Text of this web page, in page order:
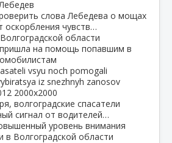
слова Лебедева о мощах
оскорбления чувств…
области
на помощь попавшим в
волгоградские спасатели
сигнал от водителей…
уровень внимания
в Волгоградской области